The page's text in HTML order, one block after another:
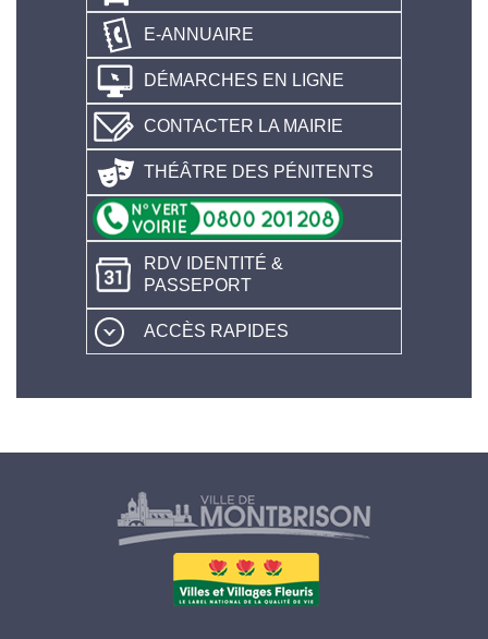
E-ANNUAIRE
DÉMARCHES EN LIGNE
CONTACTER LA MAIRIE
THÉÂTRE DES PÉNITENTS
RDV IDENTITÉ &
PASSEPORT
ACCÈS RAPIDES